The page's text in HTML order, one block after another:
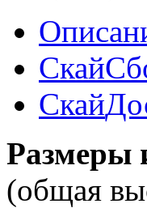
Скай
Скай
Размеры
(общая